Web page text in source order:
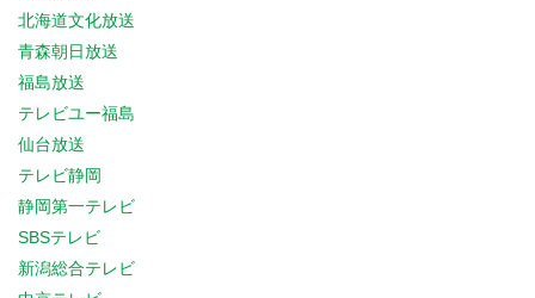
北海道文化放送
青森朝日放送
福島放送
テレビユー福島
仙台放送
テレビ静岡
静岡第一テレビ
SBSテレビ
新潟総合テレビ